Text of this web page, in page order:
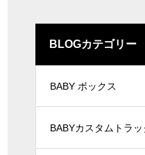
広島県 ワイド リヤ
BLOGカテゴリー
BABY ボックス
BABYカスタムトラッ